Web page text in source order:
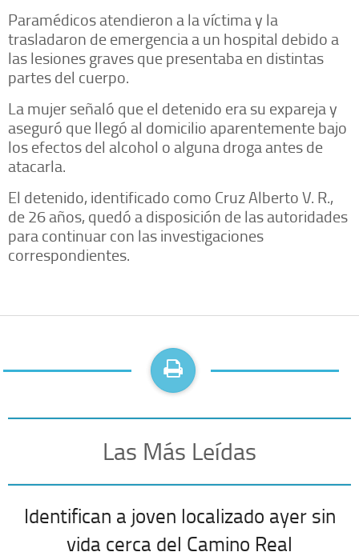
Paramédicos atendieron a la víctima y la
trasladaron de emergencia a un hospital debido a
las lesiones graves que presentaba en distintas
partes del cuerpo.
La mujer señaló que el detenido era su expareja y
aseguró que llegó al domicilio aparentemente bajo
los efectos del alcohol o alguna droga antes de
atacarla.
El detenido, identificado como Cruz Alberto V. R.,
de 26 años, quedó a disposición de las autoridades
para continuar con las investigaciones
correspondientes.
Las Más Leídas
Identifican a joven localizado ayer sin
vida cerca del Camino Real